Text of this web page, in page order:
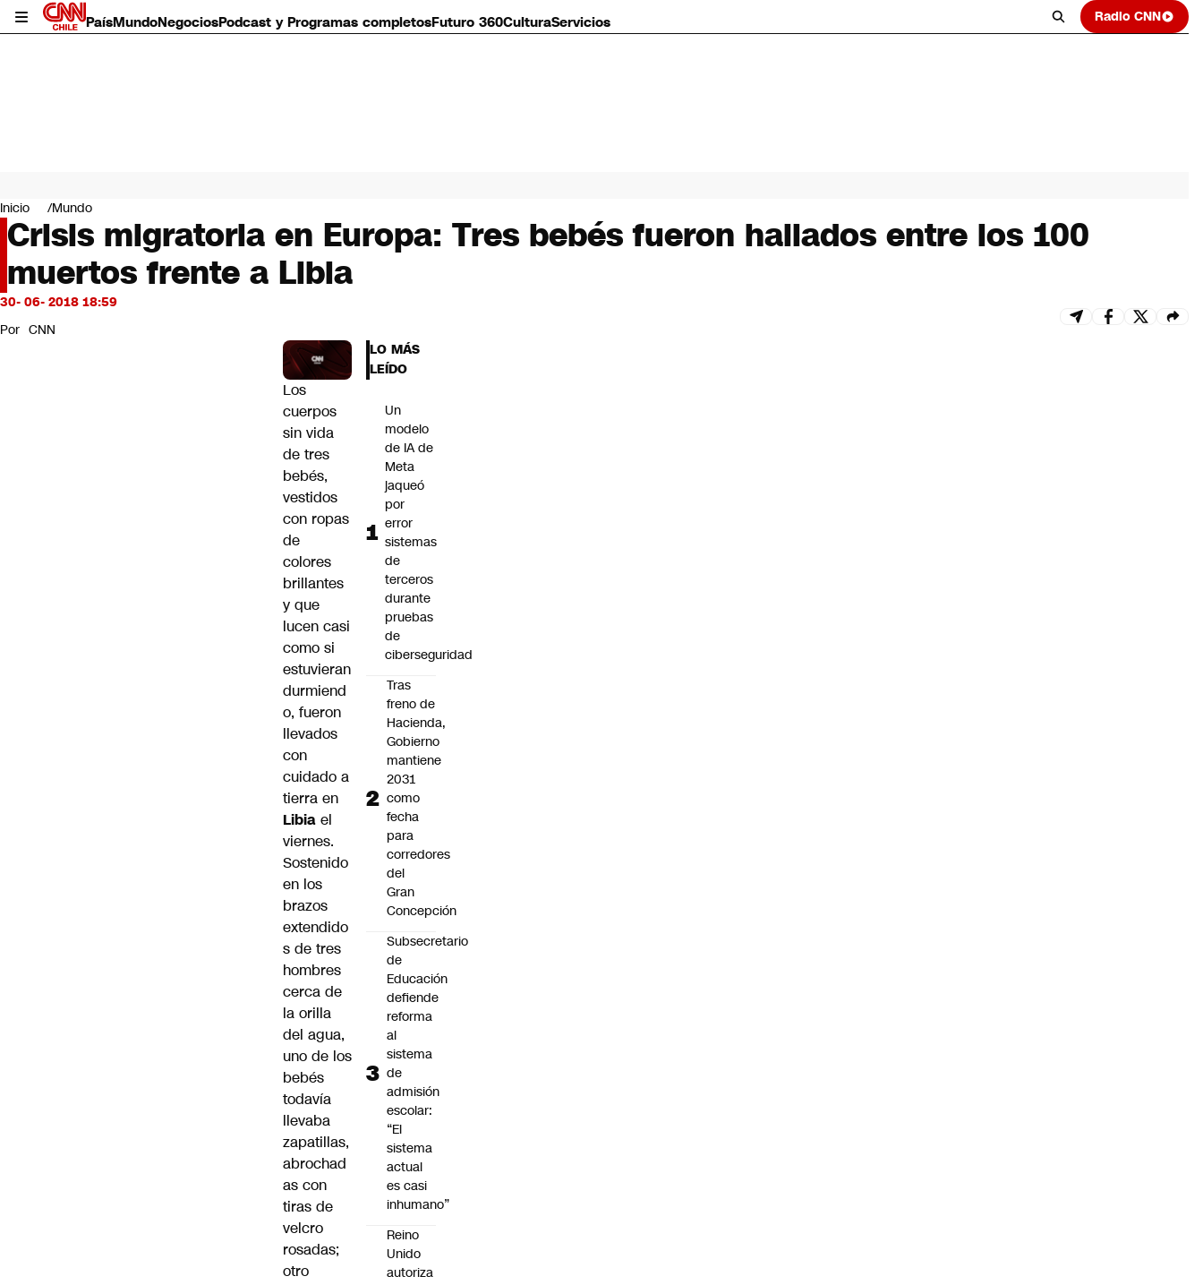
PaísMundoNegociosPodcast y Programas completosFuturo 360CulturaServicios Radio CNN
Mundo
Negocios
Deportes
Programas completos
Cultura
Servicios
Bits
CNN Data
Inicio Mundo
Crisis migratoria en Europa: Tres bebés fueron hallados entre los 100
muertos frente a Libia
30- 06- 2018 18:59
Por CNN
Los
cuerpos
sin vida
de tres
bebés,
vestidos
con ropas
de
colores
brillantes
y que
lucen casi
como si
estuvieran
durmiend
o, fueron
llevados
con
cuidado a
tierra en
Libia el
viernes.
Sostenido
en los
brazos
extendido
s de tres
hombres
cerca de
la orilla
del agua,
uno de los
bebés
todavía
llevaba
zapatillas,
abrochad
as con
tiras de
velcro
rosadas;
otro
LO MÁS
LEÍDO
Un
modelo
de IA de
Meta
jaqueó
por
error
sistemas
de
terceros
durante
pruebas
de
ciberseguridad
Tras
freno de
Hacienda,
Gobierno
mantiene
2031
como
fecha
para
corredores
del
Gran
Concepción
Subsecretario
de
Educación
defiende
reforma
al
sistema
de
admisión
escolar:
“El
sistema
actual
es casi
inhumano”
Reino
Unido
autoriza